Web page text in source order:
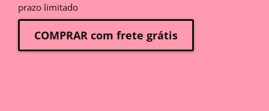
prazo limitado
COMPRAR com frete grátis